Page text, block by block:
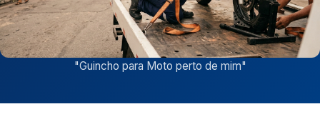
"Guincho para Moto perto de mim"